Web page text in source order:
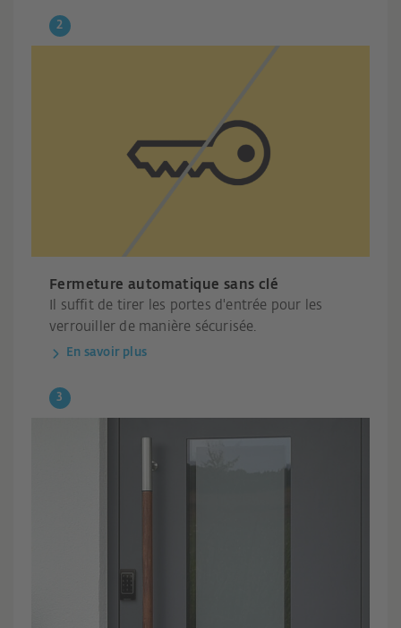
Fermeture automatique sans clé
Il suffit de tirer les portes d'entrée pour les
verrouiller de manière sécurisée.
En savoir plus